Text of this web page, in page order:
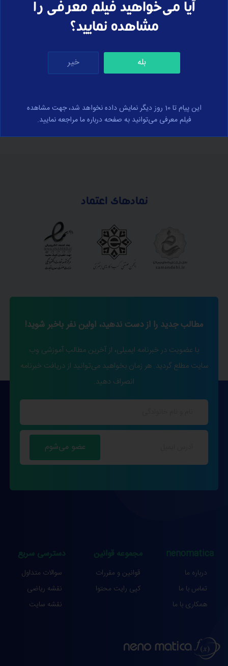
برای مشاهده درسنامه‌ی این بخش، لطفا خرید اشتراک
انجام
دهید.
برای ارسال نظر وارد سایت شوید
ورود
نمادهای اعتماد
مطالب جدید را از دست ندهید، اولین نفر باخبر شوید!
با عضویت در خبرنامه ایمیلی، از آخرین مطالب آموزشی وب
سایت مطلع گردید. هر زمان بخواهید می‌توانید از دریافت خبرنامه
انصراف دهید.
nenomatica
درباره ما
تماس با ما
همکاری با ما
مجموعه قوانین
قوانین و مقررات
کپی رایت محتوا
دسترسی سریع
سوالات متداول
نقشه ریاضی
نقشه سایت
آیا می‌خواهید فیلم معرفی را
مشاهده نمایید؟
بله خیر
این پیام تا 10 روز دیگر نمایش داده نخواهد شد، جهت مشاهده
فیلم معرفی می‌توانید به صفحه درباره ما مراجعه نمایید.